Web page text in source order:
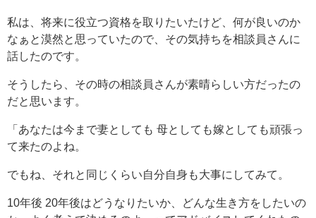
私は、将来に役立つ資格を取りたいたけど、何が良いのか
なぁと漠然と思っていたので、その気持ちを相談員さんに
話したのです。
そうしたら、その時の相談員さんが素晴らしい方だったの
だと思います。
「あなたは今まで妻としても 母としても嫁としても頑張っ
て来たのよね。
でもね、それと同じくらい自分自身も大事にしてみて。
10年後 20年後はどうなりたいか、どんな生き方をしたいの